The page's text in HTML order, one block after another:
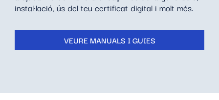
No recorde el PIN del meu certificat en suport
No recorde el PIN del meu certificat en targeta o
instal·lació, ús del teu certificat digital i molt més.
VEURE MANUALS I GUIES